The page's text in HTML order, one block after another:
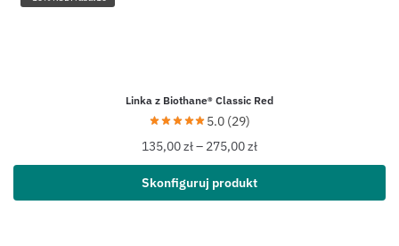
Linka z Biothane® Classic Red
5.0 (29)
135,00zł– 275,00zł
Skonfiguruj produkt